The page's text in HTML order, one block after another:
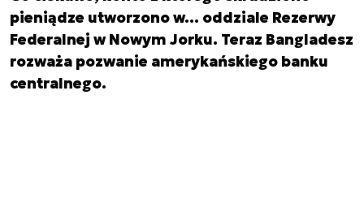
pieniądze utworzono w… oddziale Rezerwy
Federalnej w Nowym Jorku. Teraz Bangladesz
rozważa pozwanie amerykańskiego banku
centralnego.